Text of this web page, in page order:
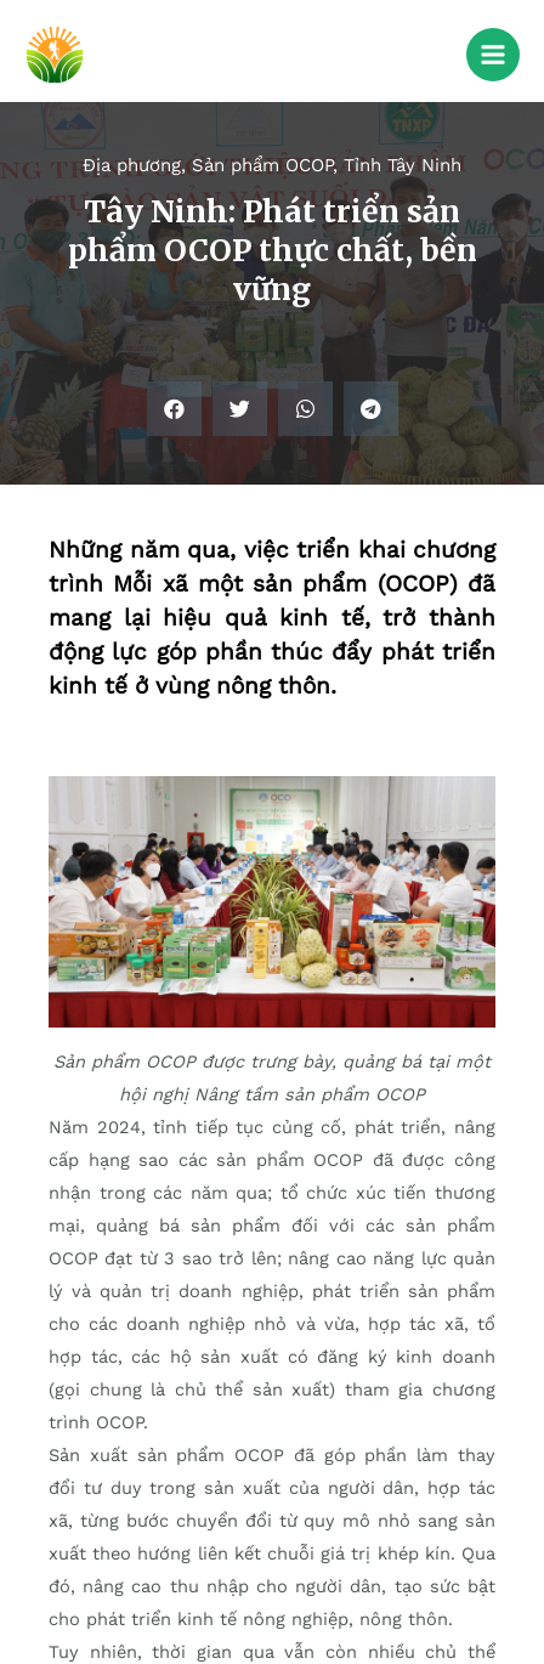
Địa phương,Sản phẩm OCOP,Tỉnh Tây Ninh
Tây Ninh: Phát triển sản
phẩm OCOP thực chất, bền
vững
Những năm qua, việc triển khai chương
trình Mỗi xã một sản phẩm (OCOP) đã
mang lại hiệu quả kinh tế, trở thành
động lực góp phần thúc đẩy phát triển
kinh tế ở vùng nông thôn.
Sản phẩm OCOP được trưng bày, quảng bá tại một
hội nghị Nâng tầm sản phẩm OCOP
Năm 2024, tỉnh tiếp tục củng cố, phát triển, nâng
cấp hạng sao các sản phẩm OCOP đã được công
nhận trong các năm qua; tổ chức xúc tiến thương
mại, quảng bá sản phẩm đối với các sản phẩm
OCOP đạt từ 3 sao trở lên; nâng cao năng lực quản
lý và quản trị doanh nghiệp, phát triển sản phẩm
cho các doanh nghiệp nhỏ và vừa, hợp tác xã, tổ
hợp tác, các hộ sản xuất có đăng ký kinh doanh
(gọi chung là chủ thể sản xuất) tham gia chương
trình OCOP.
Sản xuất sản phẩm OCOP đã góp phần làm thay
đổi tư duy trong sản xuất của người dân, hợp tác
xã, từng bước chuyển đổi từ quy mô nhỏ sang sản
xuất theo hướng liên kết chuỗi giá trị khép kín. Qua
đó, nâng cao thu nhập cho người dân, tạo sức bật
cho phát triển kinh tế nông nghiệp, nông thôn.
Tuy nhiên, thời gian qua vẫn còn nhiều chủ thể